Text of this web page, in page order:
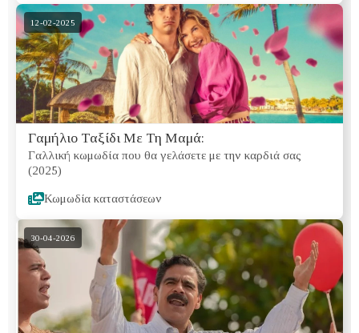
12-02-2025
Γαμήλιο Ταξίδι Με Τη Μαμά:
Γαλλική κωμωδία που θα γελάσετε με την καρδιά σας
(2025)
Κωμωδία καταστάσεων
30-04-2026